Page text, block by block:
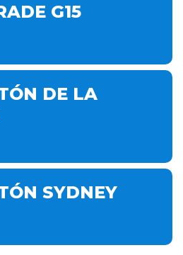
G15
DE LA
SYDNEY